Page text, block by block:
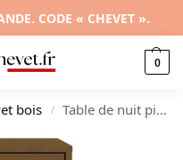
CODE « CHEVET ».
0
bois / Table de nuit pin marron moderne rustique étagère, 40x40x75cm